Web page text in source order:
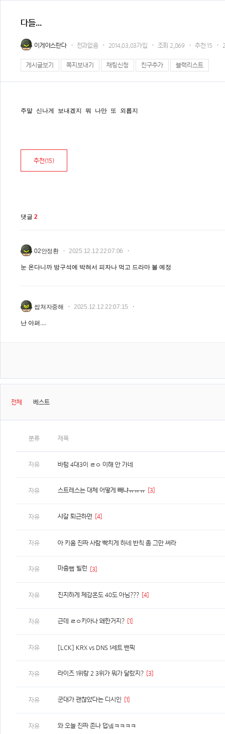
다들...
이게야스란다 전과없음 2014.03.03가입 조회2,869 추천15
게시글보기 쪽지보내기 채팅신청 친구추가 블랙리스트
주말 신나게 보내겠지 뭐 나만 또 외롭지
추천(15)
댓글 2
02안정환 2025.12.12 22:07:06
눈 온다니까 방구석에 박혀서 피자나 먹고 드라마 볼 예정
쌉쳐자중해 2025.12.12 22:07:15
난 아퍼....
전체 베스트
분류 제목
자유 바텀 4대3이 ㄹㅇ 이해 안 가네
자유 스트레스는 대체 어떻게 빼냐ㅠㅠㅠ [3]
자유 샤갈 퇴근하면 [4]
자유 아 키움 진짜 사람 빡치게 하네 반칙 좀 그만 써라
자유 마춤뻡 빌런 [3]
자유 진지하게 체감온도 40도 아님??? [4]
자유 근데 ㄹㅇ키아나 왜한거지? [1]
자유 [LCK] KRX vs DNS 1세트 밴픽
자유 라이즈 1위랑 2 3위가 뭐가 달랐지? [3]
자유 군대가 괜찮았다는 디시인 [1]
자유 와 오늘 진짜 존나 덥넼ㅋㅋㅋㅋ